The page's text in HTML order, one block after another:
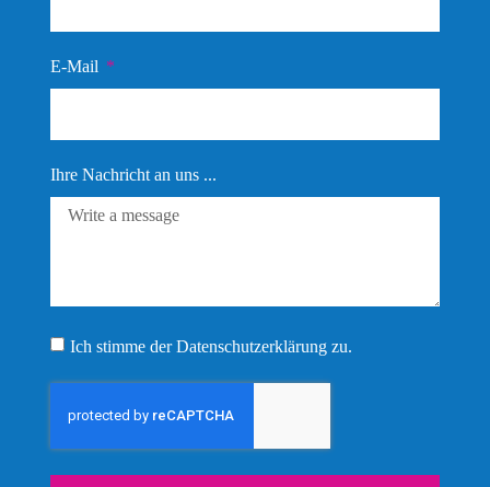
E-Mail
Ihre Nachricht an uns ...
Ich stimme der Datenschutz­erklärung zu.